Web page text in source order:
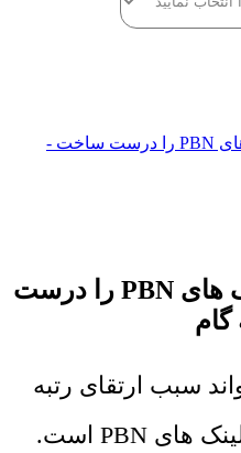
چگونه می توان بک لینک های PBN را درست ساخت -
چگونه می توان بک لینک های PBN را درست
سبب ارتقای رتبه
سایت در گوگل شود بک لینک های PBN است.